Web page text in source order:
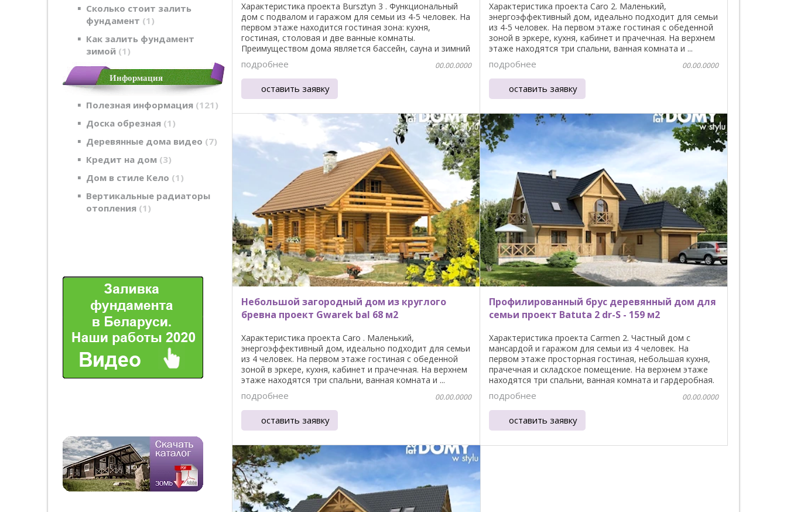
Сколько стоит залить
фундамент 1
Как залить фундамент
зимой 1
Информация
Полезная информация 121
Доска обрезная 1
Деревянные дома видео 7
Кредит на дом 3
Дом в стиле Кело 1
Вертикальные радиаторы
отопления 1
Характеристика проекта Bursztyn 3 . Функциональный
дом с подвалом и гаражом для семьи из 4-5 человек. На
первом этаже находится гостиная зона: кухня,
гостиная, столовая и две ванные комнаты.
Преимуществом дома является бассейн, сауна и зимний
подробнее 00.00.0000
оставить заявку
Характеристика проекта Caro 2. Маленький,
энергоэффективный дом, идеально подходит для семьи
из 4-5 человек. На первом этаже гостиная с обеденной
зоной в эркере, кухня, кабинет и прачечная. На верхнем
этаже находятся три спальни, ванная комната и ...
подробнее 00.00.0000
оставить заявку
Небольшой загородный дом из круглого
бревна проект Gwarek bal 68 м2
Характеристика проекта Caro . Маленький,
энергоэффективный дом, идеально подходит для семьи
из 4 человек. На первом этаже гостиная с обеденной
зоной в эркере, кухня, кабинет и прачечная. На верхнем
этаже находятся три спальни, ванная комната и ...
подробнее 00.00.0000
оставить заявку
Профилированный брус деревянный дом для
семьи проект Batuta 2 dr-S - 159 м2
Характеристика проекта Carmen 2. Частный дом с
мансардой и гаражом для семьи из 4 человек. На
первом этаже просторная гостиная, небольшая кухня,
прачечная и складское помещение. На верхнем этаже
находятся три спальни, ванная комната и гардеробная.
подробнее 00.00.0000
оставить заявку